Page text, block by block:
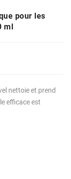
pour les
ml
nettoie et prend
efficace est